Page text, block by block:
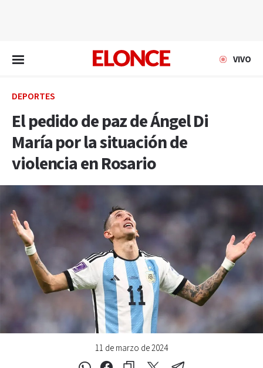
VIVO
DEPORTES
El pedido de paz de Ángel Di
María por la situación de
violencia en Rosario
11 de marzo de 2024